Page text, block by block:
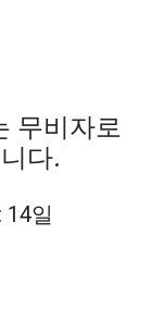
무비자로
다.
일